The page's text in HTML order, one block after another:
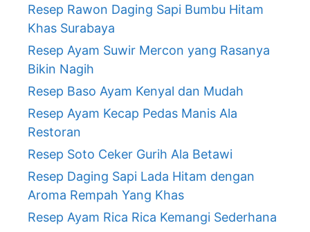
Resep Rawon Daging Sapi Bumbu Hitam
Khas Surabaya
Resep Ayam Suwir Mercon yang Rasanya
Bikin Nagih
Resep Baso Ayam Kenyal dan Mudah
Resep Ayam Kecap Pedas Manis Ala
Restoran
Resep Soto Ceker Gurih Ala Betawi
Resep Daging Sapi Lada Hitam dengan
Aroma Rempah Yang Khas
Resep Ayam Rica Rica Kemangi Sederhana